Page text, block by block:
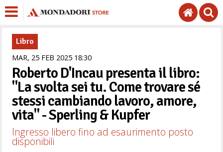
Libro
MAR, 25 FEB 2025 1830
Roberto D'Incau presenta il libro:
"La svolta sei tu. Come trovare sé
stessi cambiando lavoro, amore,
vita" - Sperling & Kupfer
Ingresso libero fino ad esaurimento posto
disponibili